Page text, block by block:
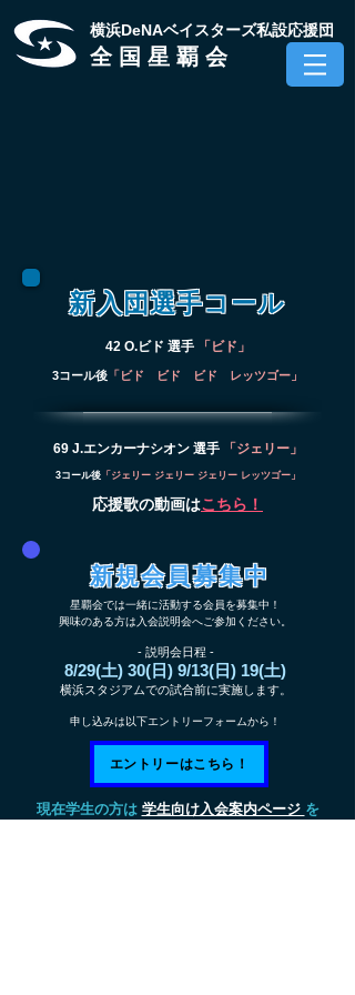
​横浜DeNAベイスターズ私設応援団
全 国 星 覇 会
​新入団選手コール
​42 O.ビド 選手 「ビド」
3コール後 「ビド ビド ビド レッツゴー」
​69 J.エンカーナシオン 選手 「ジェリー」
3コール後「ジェリー ジェリー ジェリー レッツゴー」
​応援歌の動画はこちら！
新規会員募集中
星覇会では一緒に活動する会員を募集中！
興味のある方は入会説明会へご参加ください。
- 説明会日程 -
8/29(土) 30(日) 9/13(日) 19(土)
横浜スタジアムでの試合前に実施します。
申し込みは以下エントリーフォームから！​
エントリーはこちら！
​現在学生の方は 学生向け入会案内ページ を